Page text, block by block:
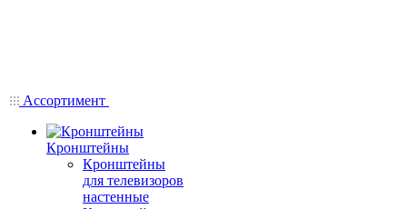
Ассортимент
Кронштейны
Кронштейны
для телевизоров
настенные